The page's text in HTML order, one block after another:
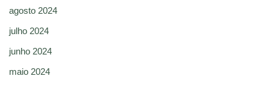
agosto 2024
julho 2024
junho 2024
maio 2024